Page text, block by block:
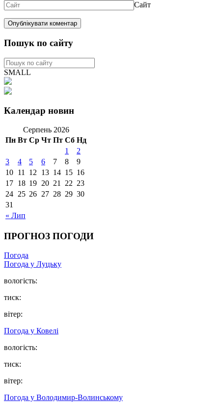
Сайт
Пошук по сайту
SMALL
Календар новин
Серпень 2026
Пн Вт Ср Чт Пт Сб Нд
« Лип
1
2
3
4 5 6 7 8
9
10 11 12 13 14 15 16
17 18 19 20 21 22 23
24 25 26 27 28 29 30
31
ПРОГНОЗ ПОГОДИ
Погода
Погода у Луцьку
вологість:
тиск:
вітер:
Погода у Ковелі
вологість:
тиск:
вітер:
Погода у Володимир-Волинському